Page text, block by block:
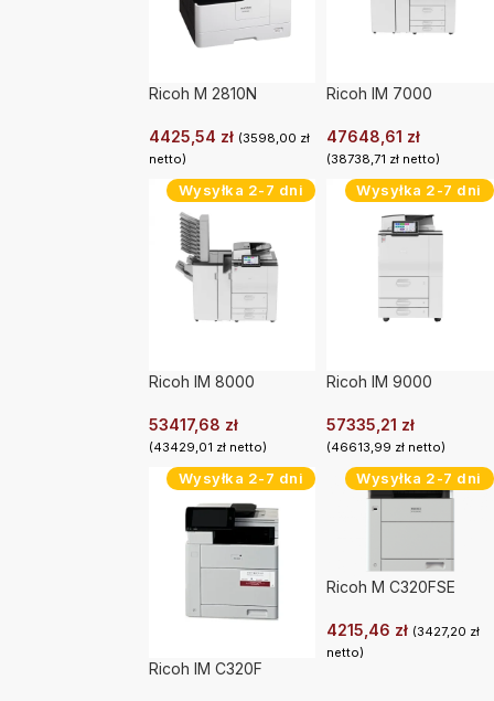
Ricoh M 2810N
4425,54 zł (3598,00 zł
netto)
Ricoh IM 7000
47648,61 zł
(38738,71 zł netto)
Wysyłka 2-7 dni
Ricoh IM 8000
53417,68 zł
(43429,01 złnetto)
Wysyłka 2-7 dni
Ricoh IM 9000
57335,21 zł
(46613,99 zł netto)
Wysyłka 2-7 dni
Ricoh IM C320F
Wysyłka 2-7 dni
Ricoh M C320FSE
4215,46 zł (3427,20 zł
netto)